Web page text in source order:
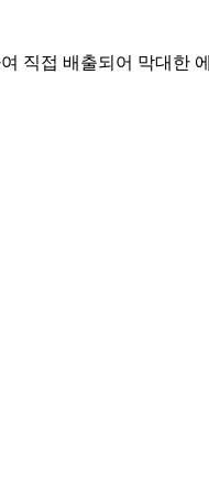
직접 배출되어 막대한